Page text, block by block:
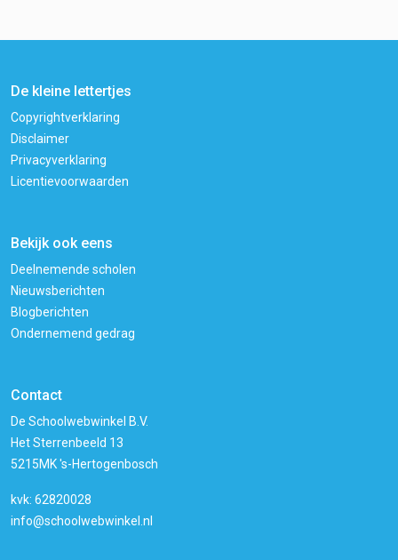
De kleine lettertjes
Copyrightverklaring
Disclaimer
Privacyverklaring
Licentievoorwaarden
Bekijk ook eens
Deelnemende scholen
Nieuwsberichten
Blogberichten
Ondernemend gedrag
Contact
De Schoolwebwinkel B.V.
Het Sterrenbeeld 13
5215MK 's-Hertogenbosch
kvk: 62820028
info@schoolwebwinkel.nl